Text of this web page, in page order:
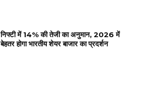
निफ्टी में 14% की तेजी का अनुमान, 2026 में
बेहतर होगा भारतीय शेयर बाजार का प्रदर्शन